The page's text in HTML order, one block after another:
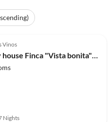
Vinos
Nights